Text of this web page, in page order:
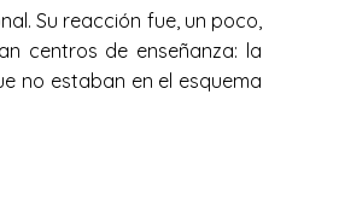
Su reacción fue, un poco,
centros de enseñanza: la
no estaban en el esquema